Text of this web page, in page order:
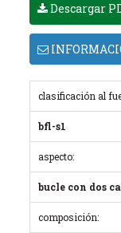
Descargar
clasificación al
bfl-s1
aspecto:
bucle con dos
composición: